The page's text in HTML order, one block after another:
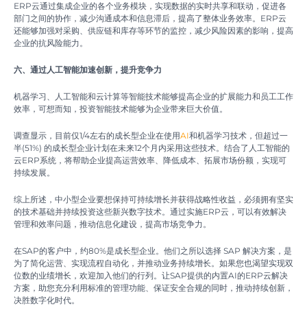
ERP云通过集成企业的各个业务模块，实现数据的实时共享和联动，促进各
部门之间的协作，减少沟通成本和信息滞后，提高了整体业务效率。ERP云
还能够加强对采购、供应链和库存等环节的监控，减少风险因素的影响，提高
企业的抗风险能力。
六、通过人工智能加速创新，提升竞争力
机器学习、人工智能和云计算等智能技术能够提高企业的扩展能力和员工工作
效率，可想而知，投资智能技术能够为企业带来巨大价值。
调查显示，目前仅1/4左右的成长型企业在使用AI和机器学习技术，但超过一
半(51%) 的成长型企业计划在未来12个月内采用这些技术。结合了人工智能的
云ERP系统，将帮助企业提高运营效率、降低成本、拓展市场份额，实现可
持续发展。
综上所述，中小型企业要想保持可持续增长并获得战略性收益，必须拥有坚实
的技术基础并持续投资这些新兴数字技术。通过实施ERP云，可以有效解决
管理和效率问题，推动信息化建设，提高市场竞争力。
在SAP的客户中，约80%是成长型企业。他们之所以选择 SAP 解决方案，是
为了简化运营、实现流程自动化，并推动业务持续增长。如果您也渴望实现双
位数的业绩增长，欢迎加入他们的行列。让SAP提供的内置AI的ERP云解决
方案，助您充分利用标准的管理功能、保证安全合规的同时，推动持续创新，
决胜数字化时代。